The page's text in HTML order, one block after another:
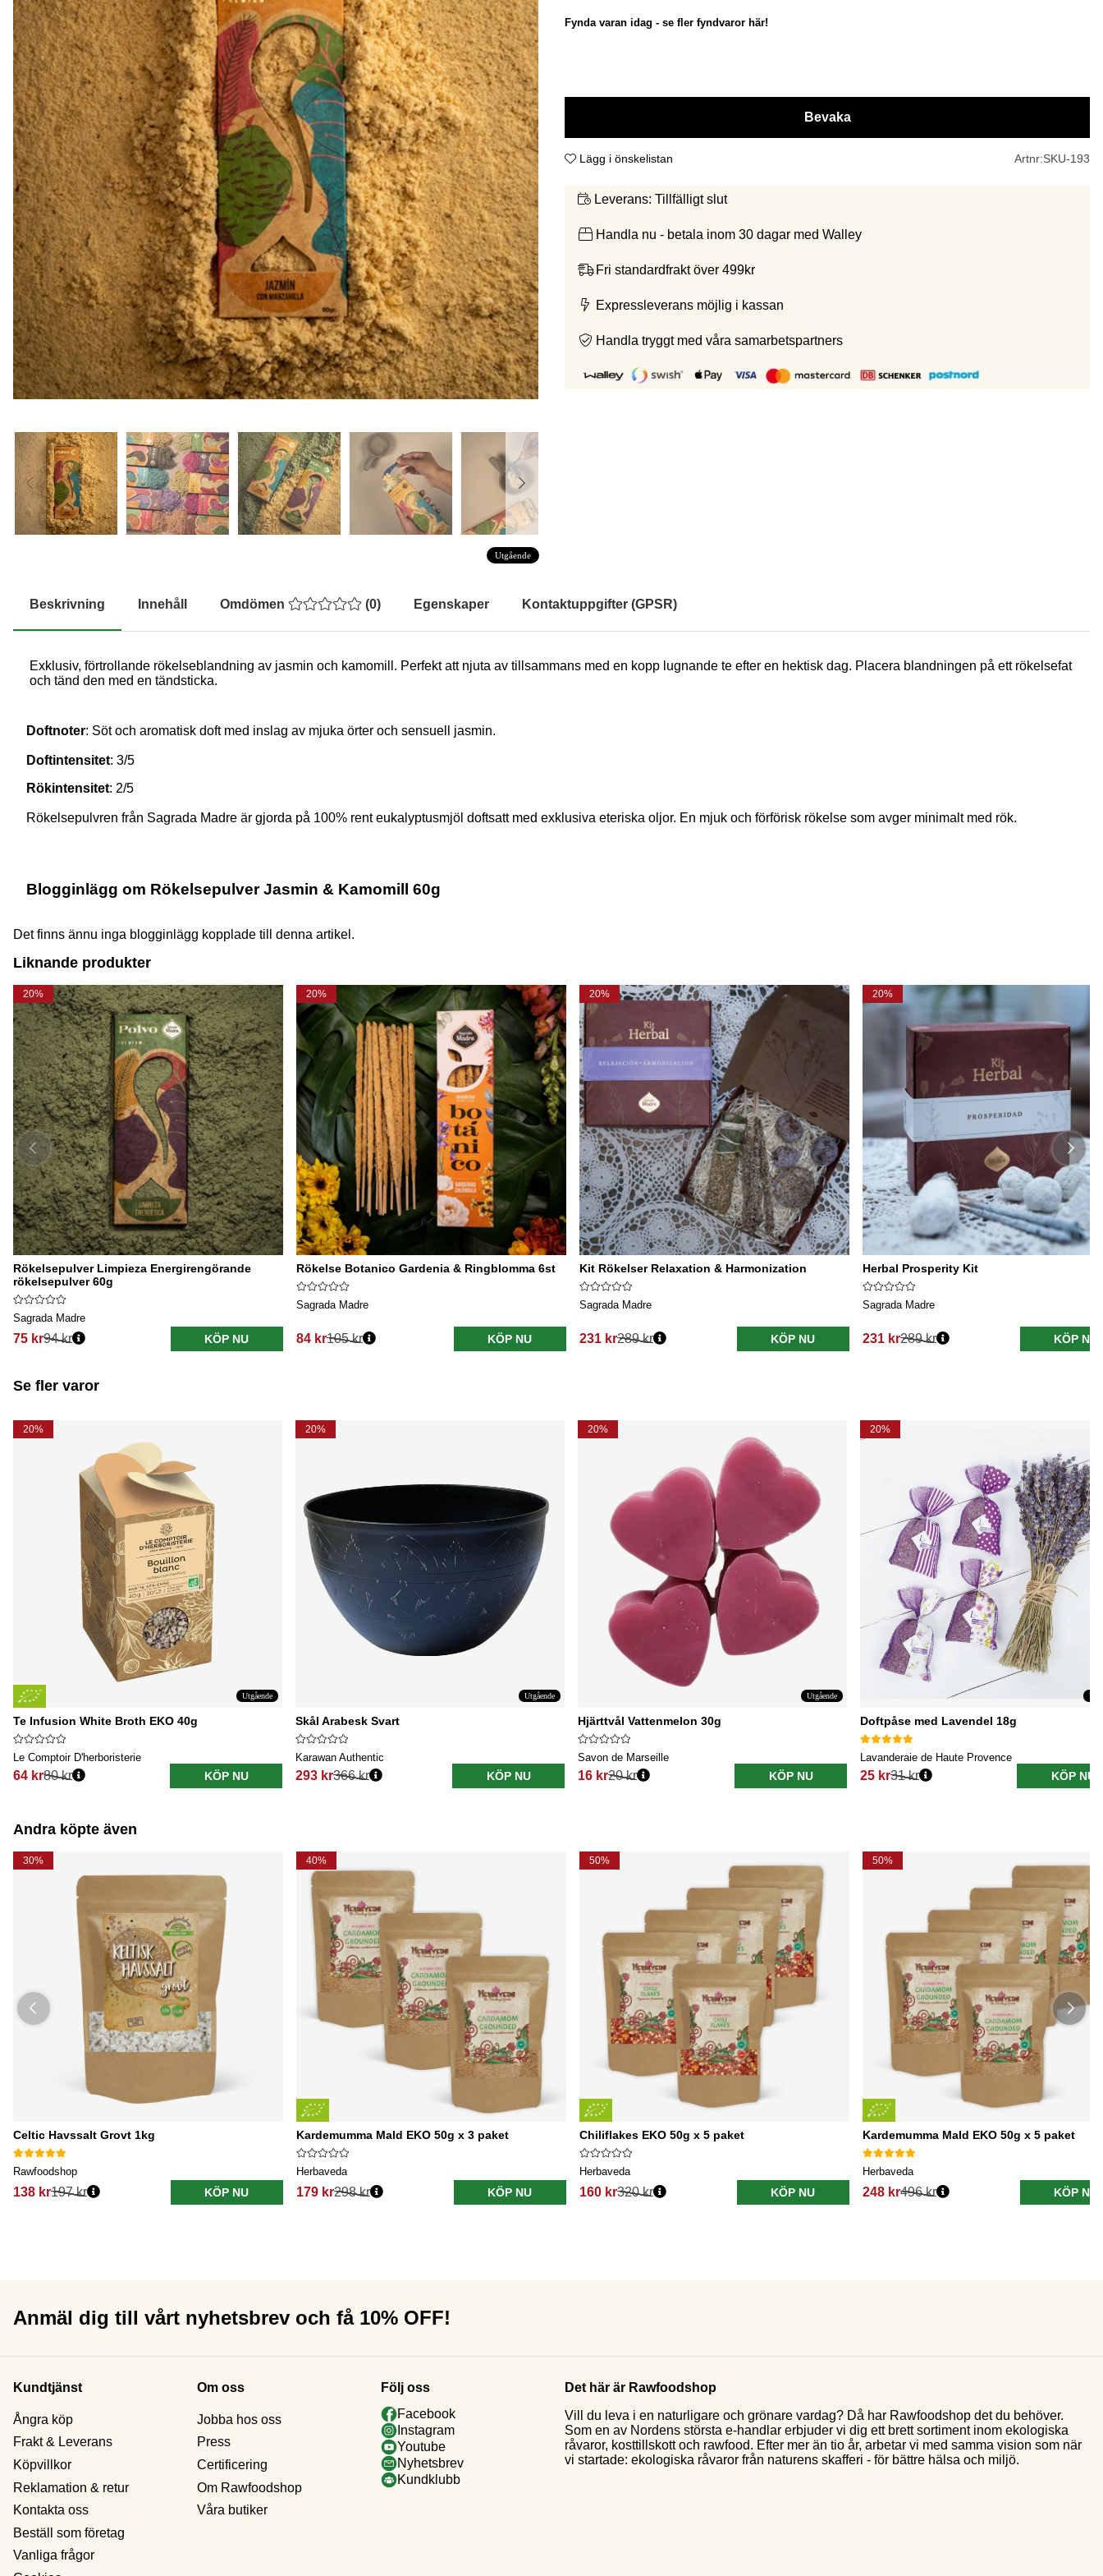
Utgående
Fynda varan idag - se fler fyndvaror här!
Bevaka
Lägg i önskelistan Artnr:SKU-193
Leverans: Tillfälligt slut
Handla nu - betala inom 30 dagar med Walley
Fri standardfrakt över 499kr
Expressleverans möjlig i kassan
Handla tryggt med våra samarbetspartners
Beskrivning Innehåll Omdömen (0) Egenskaper Kontaktuppgifter (GPSR)
Exklusiv, förtrollande rökelseblandning av jasmin och kamomill. Perfekt att njuta av tillsammans med en kopp lugnande te efter en hektisk dag. Placera blandningen på ett rökelsefat
och tänd den med en tändsticka.
Doftnoter: Söt och aromatisk doft med inslag av mjuka örter och sensuell jasmin.
Doftintensitet: 3/5
Rökintensitet: 2/5
Rökelsepulvren från Sagrada Madre är gjorda på 100% rent eukalyptusmjöl doftsatt med exklusiva eteriska oljor. En mjuk och förförisk rökelse som avger minimalt med rök.
Blogginlägg om Rökelsepulver Jasmin & Kamomill 60g
Det finns ännu inga blogginlägg kopplade till denna artikel.
Liknande produkter
20%
Rökelsepulver Limpieza Energirengörande
rökelsepulver 60g
Sagrada Madre
75 kr94 kr KÖP NU
20%
Rökelse Botanico Gardenia & Ringblomma 6st
Sagrada Madre
84 kr105 kr KÖP NU
20%
Kit Rökelser Relaxation & Harmonization
Sagrada Madre
231 kr289 kr KÖP NU
20%
Herbal Prosperity Kit
Sagrada Madre
231 kr289 kr KÖP NU
Se fler varor
20%
Utgående
Te Infusion White Broth EKO 40g
Le Comptoir D'herboristerie
64 kr
Ordinarie pris:
80 kr KÖP NU
20%
Utgående
Skål Arabesk Svart
Karawan Authentic
293 kr
Ordinarie pris:
366 kr KÖP NU
20%
Utgående
Hjärttvål Vattenmelon 30g
Savon de Marseille
16 kr
Ordinarie pris:
20 kr KÖP NU
20%
Doftpåse med Lavendel 18g
Lavanderaie de Haute Provence
25 kr
Ordinarie pris:
31 kr KÖP NU
Andra köpte även
30%
Celtic Havssalt Grovt 1kg
Rawfoodshop
138 kr197 kr KÖP NU
40%
Kardemumma Mald EKO 50g x 3 paket
Herbaveda
179 kr298 kr KÖP NU
50%
Chiliflakes EKO 50g x 5 paket
Herbaveda
160 kr320 kr KÖP NU
50%
Kardemumma Mald EKO 50g x 5 paket
Herbaveda
248 kr496 kr KÖP NU
Anmäl dig till vårt nyhetsbrev och få 10% OFF!
Kundtjänst
Ångra köp
Frakt & Leverans
Köpvillkor
Reklamation & retur
Kontakta oss
Beställ som företag
Vanliga frågor
Om oss
Jobba hos oss
Press
Certificering
Om Rawfoodshop
Våra butiker
Följ oss
Facebook
Instagram
Youtube
Nyhetsbrev
Kundklubb
Det här är Rawfoodshop
Vill du leva i en naturligare och grönare vardag? Då har Rawfoodshop det du behöver.
Som en av Nordens största e-handlar erbjuder vi dig ett brett sortiment inom ekologiska
råvaror, kosttillskott och rawfood. Efter mer än tio år, arbetar vi med samma vision som när
vi startade: ekologiska råvaror från naturens skafferi - för bättre hälsa och miljö.